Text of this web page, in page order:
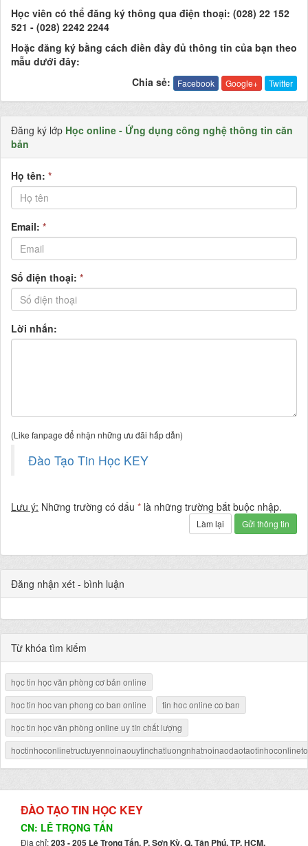
Học viên có thể đăng ký thông qua điện thoại: (028) 22 152
521 - (028) 2242 2244
Hoặc đăng ký bằng cách điền đầy đủ thông tin của bạn theo
mẫu dưới đây:
Chia sẻ:
Facebook Google+ Twitter
Đăng ký lớp Học online - Ứng dụng công nghệ thông tin căn
bản
Họ tên: *
Email: *
Số điện thoại: *
Lời nhắn:
(Like fanpage để nhận những ưu đãi hấp dẫn)
Đào Tạo Tin Học KEY
Lưu ý: Những trường có dấu * là những trường bắt buộc nhập.
Làm lại Gửi thông tin
Đăng nhận xét - bình luận
Từ khóa tìm kiếm
học tin học văn phòng cơ bản online
hoc tin hoc van phong co ban online
tin hoc online co ban
học tin học văn phòng online uy tín chất lượng
ĐÀO TẠO TIN HỌC KEY
CN: LÊ TRỌNG TẤN
Địa chỉ:203 - 205 Lê Trọng Tấn, P. Sơn Kỳ, Q. Tân Phú, TP. HCM.